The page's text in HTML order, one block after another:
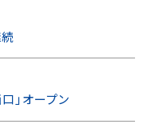
」オープン